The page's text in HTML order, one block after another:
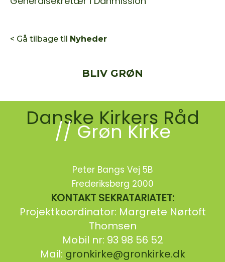
< Gå tilbage til Nyheder
BLIV GRØN
Danske Kirkers Råd
// Grøn Kirke
Peter Bangs Vej 5B
Frederiksberg 2000
KONTAKT SEKRATARIATET:
Projektkoordinator: Margrete Nørtoft
Thomsen
Mobil nr: 93 98 56 52
Mail: gronkirke@gronkirke.dk